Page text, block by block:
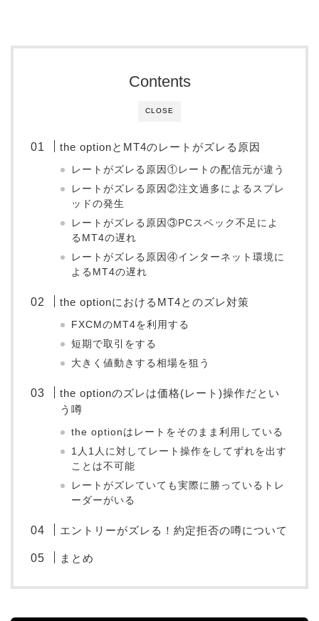
CLOSE
Contents
the optionとMT4のレートがズレる原因
レートがズレる原因①レートの配信元が違う
レートがズレる原因②注文過多によるスプレ
ッドの発生
レートがズレる原因③PCスペック不足によ
るMT4の遅れ
レートがズレる原因④インターネット環境に
よるMT4の遅れ
the optionにおけるMT4とのズレ対策
FXCMのMT4を利用する
短期で取引をする
大きく値動きする相場を狙う
the optionのズレは価格(レート)操作だとい
う噂
the optionはレートをそのまま利用している
1人1人に対してレート操作をしてずれを出す
ことは不可能
レートがズレていても実際に勝っているトレ
ーダーがいる
エントリーがズレる！約定拒否の噂について
まとめ